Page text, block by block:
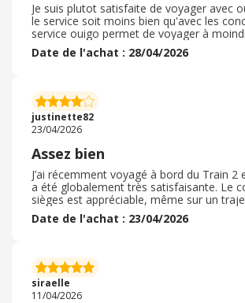
Je suis plutot satisfaite de voyager avec
le service soit moins bien qu'avec les
service ouigo permet de voyager à
des trains plutot fiables. J'ai pour mes
pris à chaque fois cette compagnie. De
swap) qui permet d'avoir des billets
Bref je recommande sauf si le confort
critère numéro 1 ( pas de prises) .
Date de l'achat : 28/04/2026
justinette82
23/04/2026
Assez bien
J’ai récemment voyagé à bord du Train 2
a été globalement très satisfaisante. Le
sièges est appréciable, même sur un
et la propreté du wagon était
personnel s’est montré accueillant et
l’ensemble, un service fiable que je
hésiter. Le service client est quant à lui
efficience ce qui est appréciable
Date de l'achat : 23/04/2026
siraelle
11/04/2026